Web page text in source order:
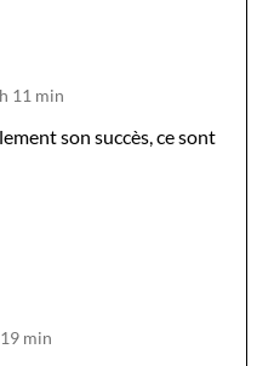
11 min
son succès, ce sont
min